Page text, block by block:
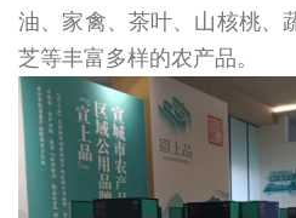
油、家禽、茶叶、山核桃、
芝等丰富多样的农产品。